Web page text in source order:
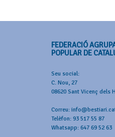
FEDERACIÓ
POPULAR DE
Seu social:
C. Nou, 27
08620 Sant Vicenç dels
Correu:
Telèfon: 93 517 55 87
Whatsapp: 647 69 52 63